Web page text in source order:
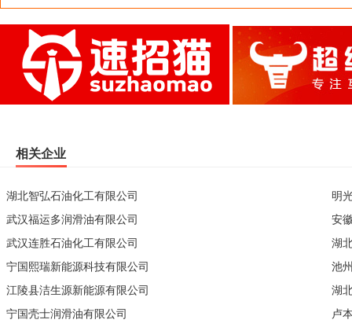
相关企业
湖北智弘石油化工有限公司
武汉福运多润滑油有限公司
武汉连胜石油化工有限公司
宁国熙瑞新能源科技有限公司
江陵县洁生源新能源有限公司
宁国壳士润滑油有限公司
明
安
湖
池
湖
卢